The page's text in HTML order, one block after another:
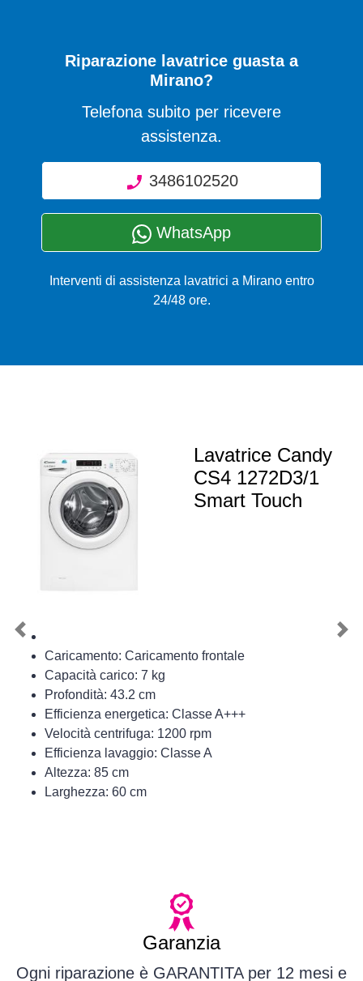
Riparazione lavatrice guasta a
Mirano?
Telefona subito per ricevere
assistenza.
3486102520
WhatsApp
Interventi di assistenza lavatrici a Mirano entro
24/48 ore.
Lavatrice Candy
CS4 1272D3/1
Smart Touch
Caricamento: Caricamento frontale
Capacità carico: 7 kg
Profondità: 43.2 cm
Efficienza energetica: Classe A+++
Velocità centrifuga: 1200 rpm
Efficienza lavaggio: Classe A
Altezza: 85 cm
Larghezza: 60 cm
Previous
Garanzia
Ogni riparazione è GARANTITA per 12 mesi e